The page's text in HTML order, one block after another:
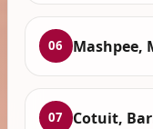
06 Mashpee,
07 Cotuit,